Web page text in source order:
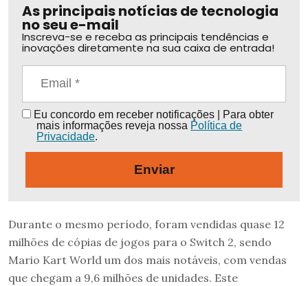
As principais notícias de tecnologia
no seu e-mail
Inscreva-se e receba as principais tendências e
inovações diretamente na sua caixa de entrada!
Eu concordo em receber notificações | Para obter
mais informações reveja nossa Política de
Privacidade.
Enviar
Durante o mesmo período, foram vendidas quase 12
milhões de cópias de jogos para o Switch 2, sendo
Mario Kart World um dos mais notáveis, com vendas
que chegam a 9,6 milhões de unidades. Este